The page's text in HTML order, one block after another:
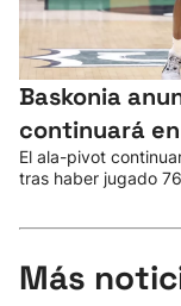
Baskonia
continuará
El ala-pivot
tras haber jugado
Más